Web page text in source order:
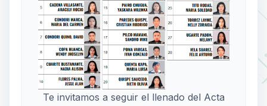
Te invitamos a seguir el llenado del Acta